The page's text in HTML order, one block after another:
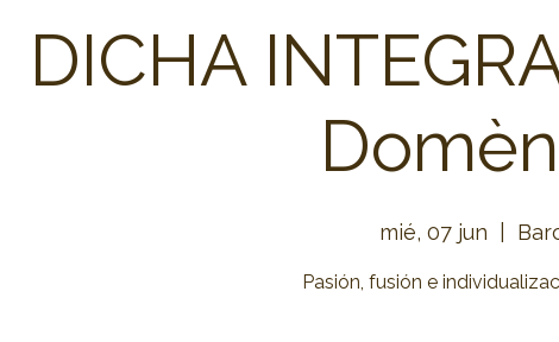
DICHA
mié, 07 jun
Pasión, fusión e